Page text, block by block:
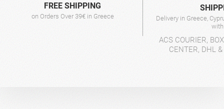
FREE SHIPPING
on Orders Over 39€ in Greece
Delivery in Greece,
ACS COURIER,
CENTER, DHL